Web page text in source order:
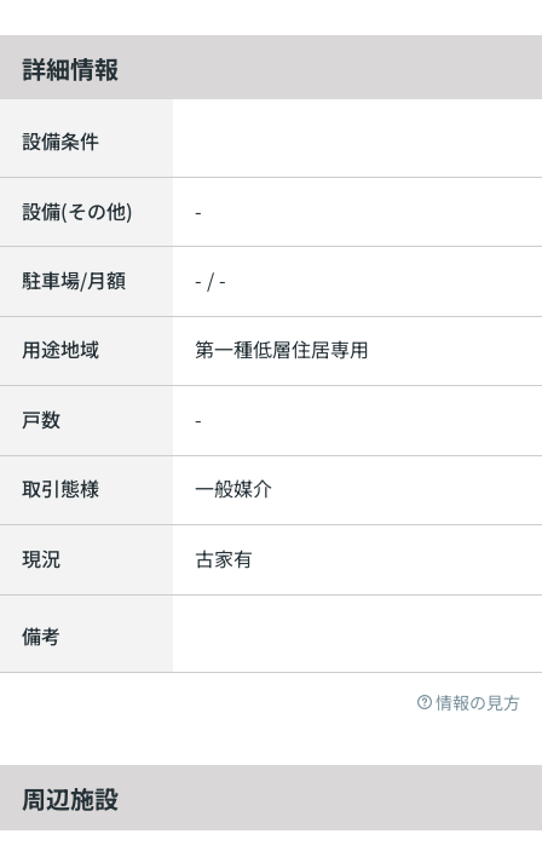
詳細情報
設備条件
設備(その他) -
駐車場/月額 - / -
用途地域 第一種低層住居専用
戸数 -
取引態様 一般媒介
現況 古家有
備考
情報の見方
周辺施設